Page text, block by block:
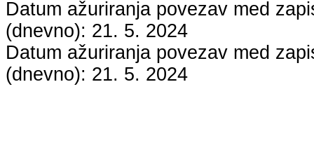
Datum ažuriranja povezav med
(dnevno): 21. 5. 2024
Datum ažuriranja povezav med
(dnevno): 21. 5. 2024